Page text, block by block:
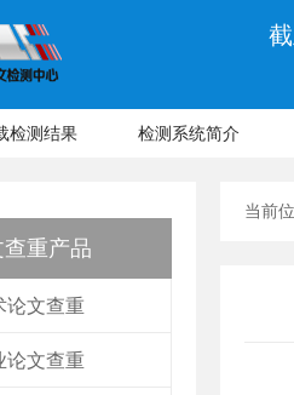
检测结果 检测系统简介
重产品
论文查重
论文查重
当前